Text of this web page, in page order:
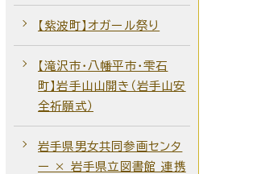
【紫波町】オガール祭り
【滝沢市・八幡平市・雫石
町】岩手山山開き（岩手山安
全祈願式）
岩手県男女共同参画センタ
ー × 岩手県立図書館 連携